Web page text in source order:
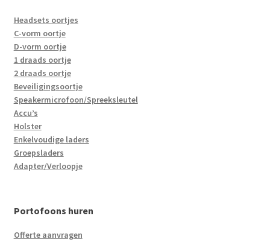
Headsets oortjes
C-vorm oortje
D-vorm oortje
1 draads oortje
2 draads oortje
Beveiligingsoortje
Speakermicrofoon/Spreeksleutel
Accu’s
Holster
Enkelvoudige laders
Groepsladers
Adapter/Verloopje
Portofoons huren
Offerte aanvragen